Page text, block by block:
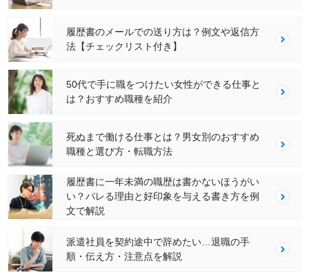
履歴書のメールでの送り方は？例文や返信方
法【チェックリスト付き】
50代で手に職をつけたい女性ができる仕事と
は？おすすめ職種を紹介
死ぬまで働ける仕事とは？男女別のおすすめ
職種と選び方・転職方法
履歴書に一年未満の職歴は書かないほうがい
い？バレる理由と好印象を与える書き方を例
文で解説
派遣社員を契約途中で辞めたい…退職の手
順・伝え方・注意点を解説